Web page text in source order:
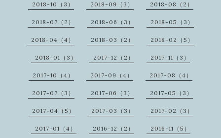
2018-10（3） 2018-09（3） 2018-08（2）
2018-07（2） 2018-06（3） 2018-05（3）
2018-04（4） 2018-03（2） 2018-02（5）
2018-01（3） 2017-12（2） 2017-11（3）
2017-10（4） 2017-09（4） 2017-08（4）
2017-07（3） 2017-06（3） 2017-05（3）
2017-04（5） 2017-03（3） 2017-02（3）
2017-01（4） 2016-12（2） 2016-11（5）